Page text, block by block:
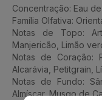
Concentração: Eau
Família Olfativa:
Notas de Topo:
Manjericão, Limão
Notas de Coração:
Alcarávia, Petitgrain,
Notas de Fundo:
Almíscar, Musgo de